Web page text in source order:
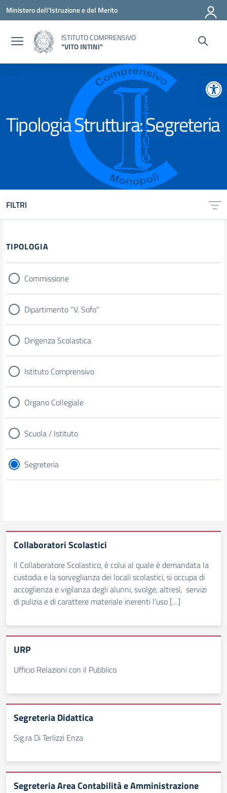
Vai ai contenuti
Vai al menu di navigazione
Vai al footer
Ministero dell'Istruzione e del Merito
ISTITUTO COMPRENSIVO
"VITO INTINI"
Tipologia Struttura:Segreteria
FILTRI
TIPOLOGIA
Commissione
Dipartimento "V. Sofo"
Dirigenza Scolastica
Istituto Comprensivo
Organo Collegiale
Scuola / Istituto
Segreteria
Collaboratori Scolastici
Il Collaboratore Scolastico, è colui al quale è demandata la
custodia e la sorveglianza dei locali scolastici, si occupa di
accoglienza e vigilanza degli alunni, svolge, altresì, servizi
di pulizia e di carattere materiale inerenti l’uso […]
URP
Ufficio Relazioni con il Pubblico
Segreteria Didattica
Sig.ra Di Terlizzi Enza
Segreteria Area Contabilità e Amministrazione